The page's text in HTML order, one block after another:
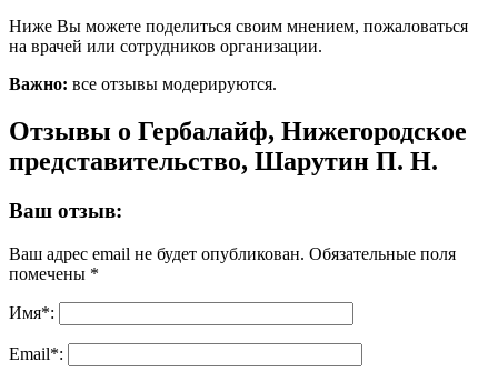
Ниже Вы можете поделиться своим мнением, пожаловаться
на врачей или сотрудников организации.
Важно: все отзывы модерируются.
Отзывы о Гербалайф, Нижегородское
представительство, Шарутин П. Н.
Ваш отзыв:
Ваш адрес email не будет опубликован. Обязательные поля
помечены *
Имя*:
Email*: